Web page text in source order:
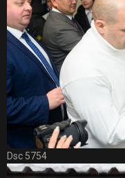
Dsc 5754